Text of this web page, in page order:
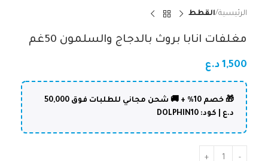
الرئيسية القطط
مغلفات انابا بروث بالدجاج والسلمون 50غم
1,500 د.ع
🎁 خصم 10% + 🚚 شحن مجاني للطلبات فوق 50,000
د.ع | كود: DOLPHIN10